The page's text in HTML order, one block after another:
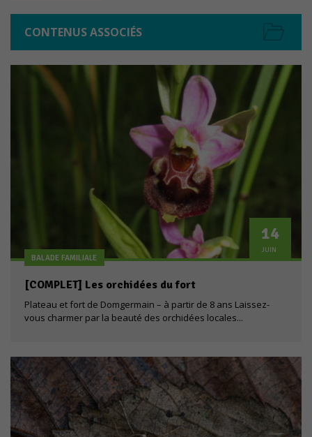
CONTENUS ASSOCIÉS
BALADE FAMILIALE
14
JUIN
[COMPLET] Les orchidées du fort
Plateau et fort de Domgermain – à partir de 8 ans Laissez-
vous charmer par la beauté des orchidées locales...